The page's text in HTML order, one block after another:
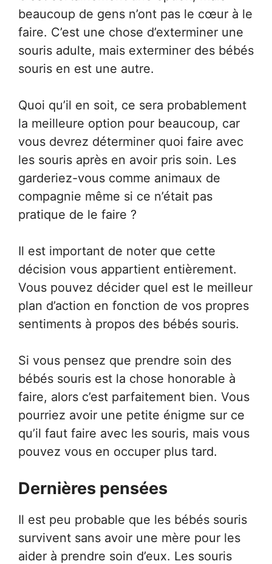
beaucoup de gens n’ont pas le cœur à le
faire. C’est une chose d’exterminer une
souris adulte, mais exterminer des bébés
souris en est une autre.
Quoi qu’il en soit, ce sera probablement
la meilleure option pour beaucoup, car
vous devrez déterminer quoi faire avec
les souris après en avoir pris soin. Les
garderiez-vous comme animaux de
compagnie même si ce n’était pas
pratique de le faire ?
Il est important de noter que cette
décision vous appartient entièrement.
Vous pouvez décider quel est le meilleur
plan d’action en fonction de vos propres
sentiments à propos des bébés souris.
Si vous pensez que prendre soin des
bébés souris est la chose honorable à
faire, alors c’est parfaitement bien. Vous
pourriez avoir une petite énigme sur ce
qu’il faut faire avec les souris, mais vous
pouvez vous en occuper plus tard.
Dernières pensées
Il est peu probable que les bébés souris
survivent sans avoir une mère pour les
aider à prendre soin d’eux. Les souris